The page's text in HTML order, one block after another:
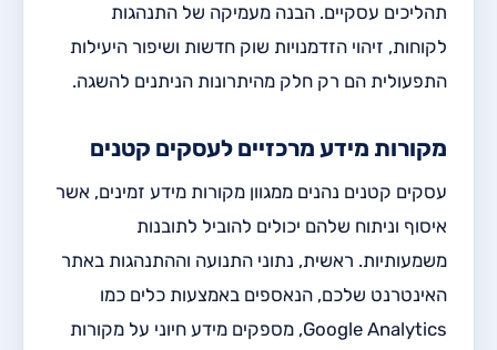
תהליכים עסקיים. הבנה מעמיקה של התנהגות
לקוחות, זיהוי הזדמנויות שוק חדשות ושיפור היעילות
התפעולית הם רק חלק מהיתרונות הניתנים להשגה.
מקורות מידע מרכזיים לעסקים קטנים
עסקים קטנים נהנים ממגוון מקורות מידע זמינים, אשר
איסוף וניתוח שלהם יכולים להוביל לתובנות
משמעותיות. ראשית, נתוני התנועה וההתנהגות באתר
האינטרנט שלכם, הנאספים באמצעות כלים כמו
Google Analytics, מספקים מידע חיוני על מקורות